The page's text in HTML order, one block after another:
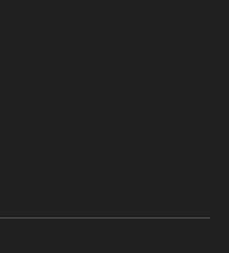
граждан